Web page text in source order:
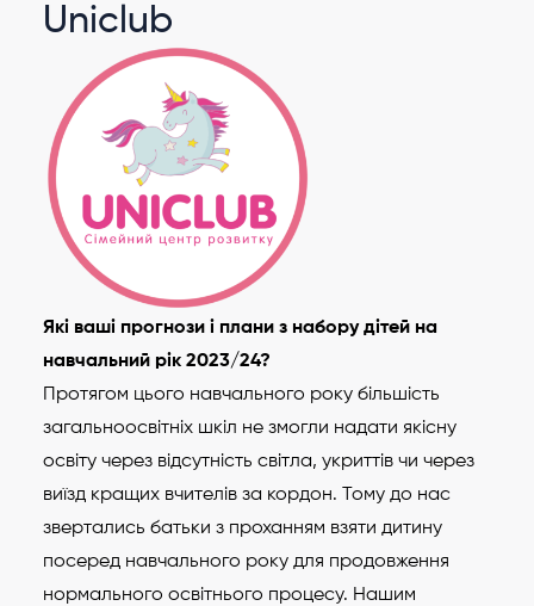
Uniclub
Які ваші прогнози і плани з набору дітей на
навчальний рік 2023/24?
Протягом цього навчального року більшість
загальноосвітніх шкіл не змогли надати якісну
освіту через відсутність світла, укриттів чи через
виїзд кращих вчителів за кордон. Тому до нас
звертались батьки з проханням взяти дитину
посеред навчального року для продовження
нормального освітнього процесу. Нашим